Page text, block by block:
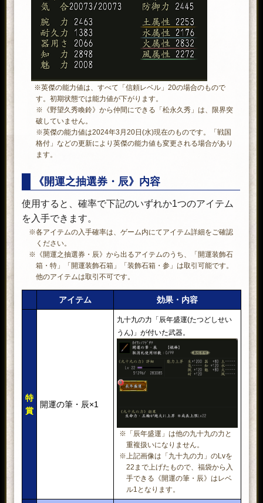
※英傑の能力値は、すべて「信頼レベル」20の場合のもので
す。初期状態では能力値が下がります。
※《野望久秀喚鈴》から仲間にできる「松永久秀」は、限界突
破していません。
※英傑の能力値は2024年3月20日(水)現在のものです。「戦国
格付」などの更新により英傑の能力値も変更される場合があり
ます。
《開運之抽選券・辰》内容
使用すると、確率で下記のいずれか1つのアイテム
を入手できます。
※各アイテムの入手確率は、ゲーム内にてアイテム詳細をご確認
ください。
※《開運之抽選券・辰》から出るアイテムのうち、「開運装飾石
箱・特」「開運装飾石箱」「装飾石箱・参」は取引可能です。
他のアイテムは取引不可です。
アイテム 効果・内容
特
賞
開運の筆・辰×1
九十九の力「辰年盛運(たつどしせい
うん)」が付いた武器。
※「辰年盛運」は他の九十九の力と
重複扱いになりません。
※上記画像は「九十九の力」のLvを
22まで上げたもので、福袋から入
手できる《開運の筆・辰》はレベ
ル1となります。